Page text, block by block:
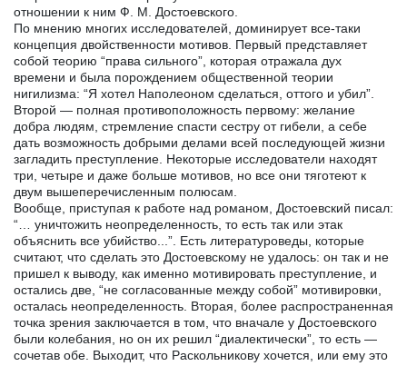
отношении к ним Ф. М. Достоевского.
По мнению многих исследователей, доминирует все-таки
концепция двойственности мотивов. Первый представляет
собой теорию “права сильного”, которая отражала дух
времени и была порождением общественной теории
нигилизма: “Я хотел Наполеоном сделаться, оттого и убил”.
Второй — полная противоположность первому: желание
добра людям, стремление спасти сестру от гибели, а себе
дать возможность добрыми делами всей последующей жизни
загладить преступление. Некоторые исследователи находят
три, четыре и даже больше мотивов, но все они тяготеют к
двум вышеперечисленным полюсам.
Вообще, приступая к работе над романом, Достоевский писал:
“… уничтожить неопределенность, то есть так или этак
объяснить все убийство...”. Есть литературоведы, которые
считают, что сделать это Достоевскому не удалось: он так и не
пришел к выводу, как именно мотивировать преступление, и
остались две, “не согласованные между собой” мотивировки,
осталась неопределенность. Вторая, более распространенная
точка зрения заключается в том, что вначале у Достоевского
были колебания, но он их решил “диалектически”, то есть —
сочетав обе. Выходит, что Раскольникову хочется, или ему это